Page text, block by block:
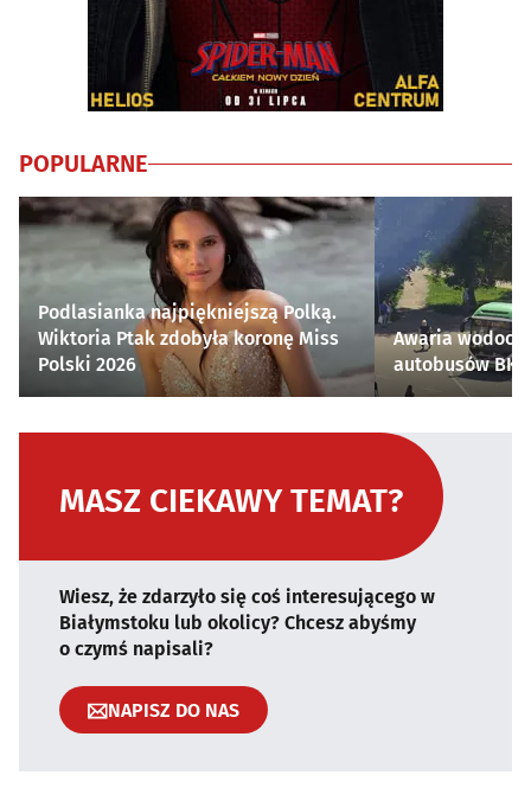
POPULARNE
Podlasianka najpiękniejszą Polką.
Wiktoria Ptak zdobyła koronę Miss
Polski 2026
Awaria
autobusów
MASZ CIEKAWY TEMAT?
Wiesz, że zdarzyło się coś interesującego w
Białymstoku lub okolicy? Chcesz abyśmy
o czymś napisali?
NAPISZ DO NAS